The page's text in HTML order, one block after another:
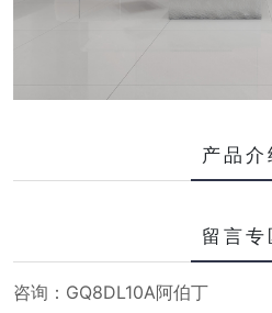
产品介
留言专
咨询：GQ8DL10A阿伯丁